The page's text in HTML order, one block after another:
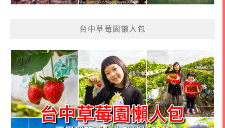
台中草莓園懶人包